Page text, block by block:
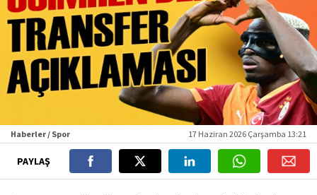
Haberler / Spor 17 Haziran 2026 Çarşamba 13:21
PAYLAŞ